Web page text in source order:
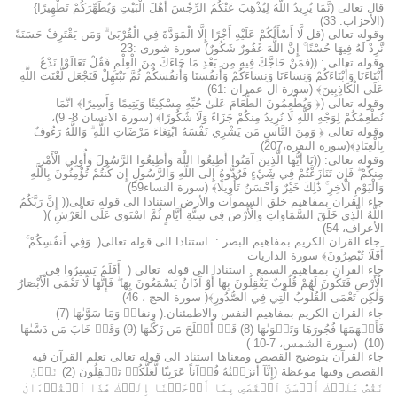
قال تعالى (نَّمَا يُرِيدُ اللَّهُ لِيُذْهِبَ عَنْكُمُ الرِّجْسَ أَهْلَ الْبَيْتِ وَيُطَهِّرَكُمْ تَطْهِيرًا}
(الأحزاب: 33)
وقوله تعالى (قل لَّا أَسْأَلُكُمْ عَلَيْهِ أَجْرًا إِلَّا الْمَوَدَّةَ فِي الْقُرْبَىٰ ۗ وَمَن يَقْتَرِفْ حَسَنَةً
نَّزِدْ لَهُ فِيهَا حُسْنًا ۚ إِنَّ اللَّهَ غَفُورٌ شَكُورٌ) سورة شورى :23
وقوله تعالى : ((فمَنْ حَاجَّكَ فِيهِ مِن بَعْدِ مَا جَاءَكَ مِنَ الْعِلْمِ فَقُلْ تَعَالَوْا نَدْعُ
أَبْنَاءَنَا وَأَبْنَاءَكُمْ وَنِسَاءَنَا وَنِسَاءَكُمْ وَأَنفُسَنَا وَأَنفُسَكُمْ ثُمَّ نَبْتَهِلْ فَنَجْعَل لَّعْنَتَ اللَّهِ
عَلَى الْكَاذِبِينَ﴾ (سورة ال عمران :61)
وقوله تعالى (﴿ وَيُطْعِمُونَ الطَّعَامَ عَلَىٰ حُبِّهِ مِسْكِينًا وَيَتِيمًا وَأَسِيرًا﴾ انَّمَا
نُطْعِمُكُمْ لِوَجْهِ اللَّهِ لَا نُرِيدُ مِنكُمْ جَزَاءً وَلَا شُكُورًا﴾ (سورة الانسان 8- 9)،
وقوله تعالى ﴿ وَمِنَ النَّاسِ مَن يَشْرِي نَفْسَهُ ابْتِغَاءَ مَرْضَاتِ اللَّهِ ۗ وَاللَّهُ رَءُوفٌ
بِالْعِبَادِ﴾(سورة البقرة،207)
وقوله تعالى: ((يَا أَيُّهَا الَّذِينَ آمَنُوا أَطِيعُوا اللَّهَ وَأَطِيعُوا الرَّسُولَ وَأُولِي الْأَمْرِ
مِنكُمْ ۖ فَإِن تَنَازَعْتُمْ فِي شَيْءٍ فَرُدُّوهُ إِلَى اللَّهِ وَالرَّسُولِ إِن كُنتُمْ تُؤْمِنُونَ بِاللَّهِ
وَالْيَوْمِ الْآخِرِ ۚ ذَٰلِكَ خَيْرٌ وَأَحْسَنُ تَأْوِيلًا﴾ (سورة النساء59)
جاء القران بمفاهيم خلق السموات والأرض استنادا الى قوله تعالى(( إِنَّ رَبَّكُمُ
اللَّهُ الَّذِي خَلَقَ السَّمَاوَاتِ وَالْأَرْضَ فِي سِتَّةِ أَيَّامٍ ثُمَّ اسْتَوَى عَلَى الْعَرْشِ )(
الأعراف، 54)
جاء القران الكريم بمفاهيم البصر : استنادا الى قوله تعالى( وَفِي أَنفُسِكُمْ ۚ
أَفَلَا تُبْصِرُونَ﴾ سورة الذاريات
جاء القران بمفاهيم السمع . استنادا الى قوله تعالى ( أَفَلَمْ يَسِيرُوا فِي
الْأَرْضِ فَتَكُونَ لَهُمْ قُلُوبٌ يَعْقِلُونَ بِهَا أَوْ آذَانٌ يَسْمَعُونَ بِهَا ۖ فَإِنَّهَا لَا تَعْمَى الْأَبْصَارُ
وَلَٰكِن تَعْمَى الْقُلُوبُ الَّتِي فِي الصُّدُورِ﴾( سورة الحج ، 46)
جاء القران الكريم بمفاهيم النفس والاطمئنان.( ونفاسٖ وَمَا سَوَّىٰهَا (7)
فَأَلۡهَمَهَا فُجُورَهَا وَتَقۡوَىٰهَا (8) قَدۡ أَفۡلَحَ مَن زَكَّىٰهَا (9) وَقَدۡ خَابَ مَن دَسَّىٰهَا
(10) (سورة الشمس، 7-10 )
جاء القرآن بتوضيح القصص ومعناها استناد الى قوله تعالى تعلم القرآن فيه
القصص وفيها موعظة (إِنَّآ أَنزَلۡنَٰهُ قُرۡآناً عَرَبِيّٗا لَّعَلَّكُمۡ تَعۡقِلُونَ (2) نَحۡنُ
نَقُصُّ عَلَيۡكَ أَحۡسَنَ ٱلۡقَصَصِ بِمَآ أَوۡحَيۡنَآ إِلَيۡكَ هَٰذَا ٱلۡقُرۡءَانَ